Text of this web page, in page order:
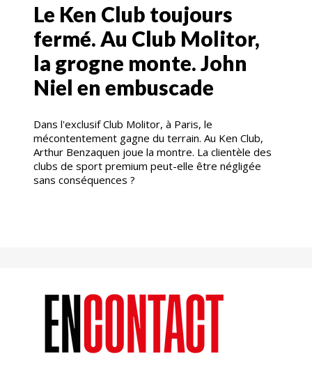
Le Ken Club toujours
fermé. Au Club Molitor,
la grogne monte. John
Niel en embuscade
Dans l'exclusif Club Molitor, à Paris, le
mécontentement gagne du terrain. Au Ken Club,
Arthur Benzaquen joue la montre. La clientèle des
clubs de sport premium peut-elle être négligée
sans conséquences ?